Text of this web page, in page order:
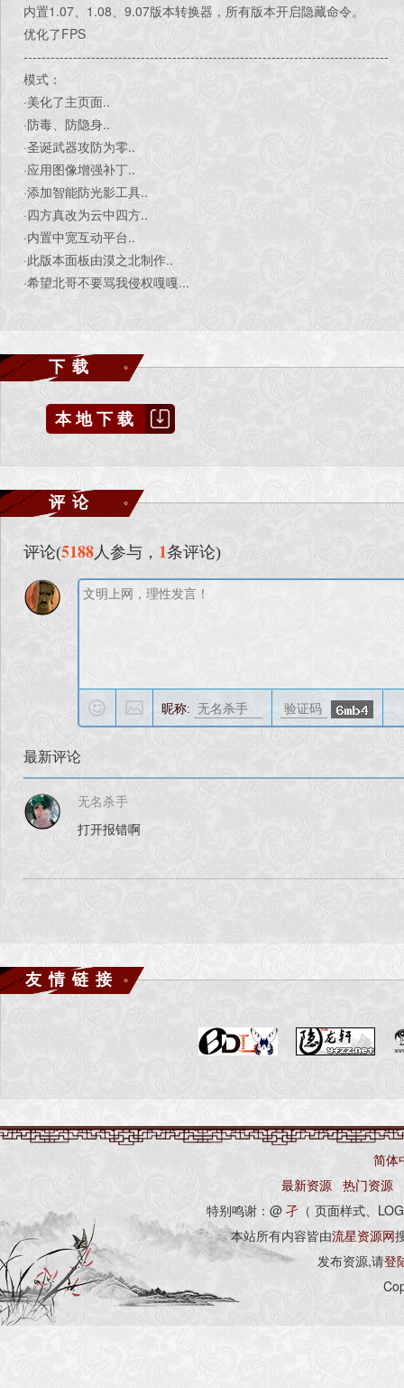
内置1.07、1.08、9.07版本转换器，所有版本开启隐藏命令。
优化了FPS
---------------------------------------------------------------------------------
模式：
·美化了主页面..
·防毒、防隐身..
·圣诞武器攻防为零..
·应用图像增强补丁..
·添加智能防光影工具..
·四方真改为云中四方..
·内置中宽互动平台..
·此版本面板由漠之北制作..
·希望北哥不要骂我侵权嘎嘎...
下载
本地下载
评论
评论(5188 人参与， 1条评论)
昵称:
最新评论
无名杀手
打开报错啊
友情链接
简体
最新资源 热门资源
特别鸣谢：@ 孑 （ 页面样式、
本站所有内容皆由流星资源网
发布资源,请登